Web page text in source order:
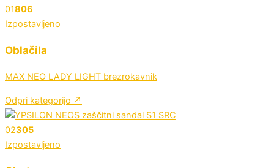
01806
Izpostavljeno
Oblačila
MAX NEO LADY LIGHT brezrokavnik
Odpri kategorijo ↗
02305
Izpostavljeno